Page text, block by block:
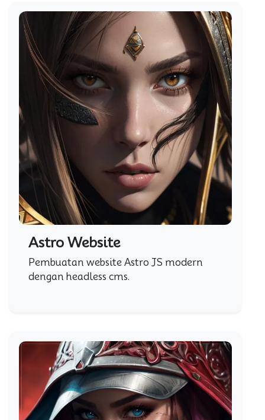
Astro Website
Pembuatan website Astro JS modern
dengan headless cms.